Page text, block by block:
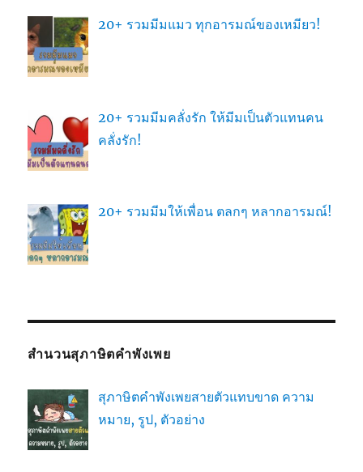
20+ รวมมีมแมว ทุกอารมณ์ของเหมียว!
20+ รวมมีมคลั่งรัก ให้มีมเป็นตัวแทนคน
คลั่งรัก!
20+ รวมมีมให้เพื่อน ตลกๆ หลากอารมณ์!
สำนวนสุภาษิตคำพังเพย
สุภาษิตคำพังเพยสายตัวแทบขาด ความ
หมาย, รูป, ตัวอย่าง